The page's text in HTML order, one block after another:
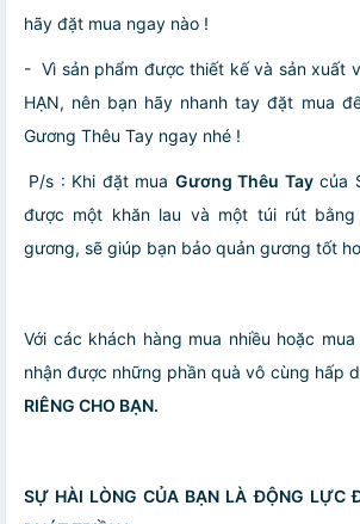
hãy đặt mua ngay nào !
- Vì sản phẩm được thiết kế và sản xuất
HẠN, nên bạn hãy nhanh tay đặt mua
Gương Thêu Tay ngay nhé !
P/s : Khi đặt mua Gương Thêu Taycủa
được một khăn lau và một túi rút
gương, sẽ giúp bạn bảo quản gương tốt
Với các khách hàng mua nhiều hoặc
nhận được những phần quà vô cùng hấp
RIÊNG CHO BẠN.
SỰ HÀI LÒNG CỦA BẠN LÀ ĐỘNG LỰC